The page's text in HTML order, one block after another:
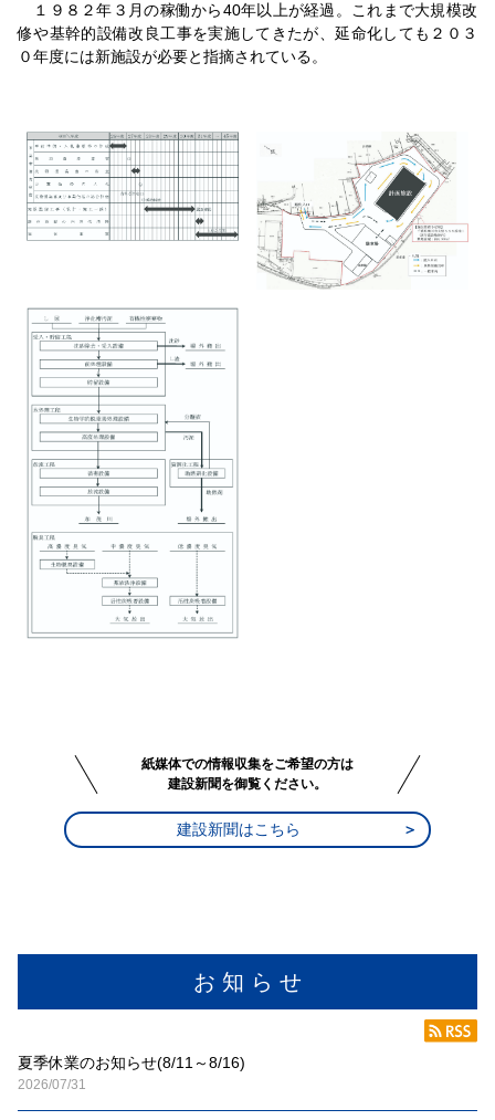
お 知 ら せ
夏季休業のお知らせ(8/11～8/16)
2026/07/31
１９８２年３月の稼働から40年以上が経過。これまで大規模改
修や基幹的設備改良工事を実施してきたが、延命化しても２０３
０年度には新施設が必要と指摘されている。
紙媒体での情報収集をご希望の方は
建設新聞を御覧ください。
建設新聞はこちら